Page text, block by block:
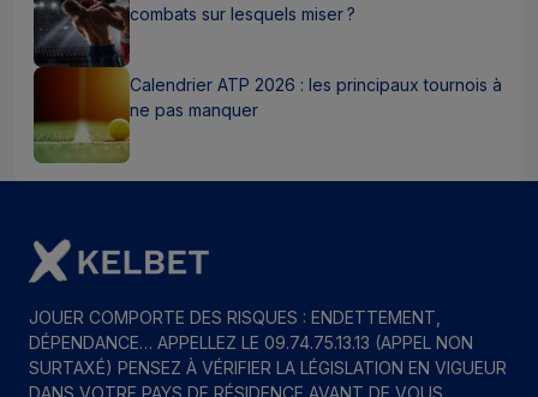
combats sur lesquels miser ?
Calendrier ATP 2026 : les principaux tournois à
ne pas manquer
JOUER COMPORTE DES RISQUES : ENDETTEMENT,
DÉPENDANCE… APPELLEZ LE 09.74.75.13.13 (APPEL NON
SURTAXÉ) PENSEZ À VÉRIFIER LA LÉGISLATION EN VIGUEUR
DANS VOTRE PAYS DE RÉSIDENCE AVANT DE VOUS